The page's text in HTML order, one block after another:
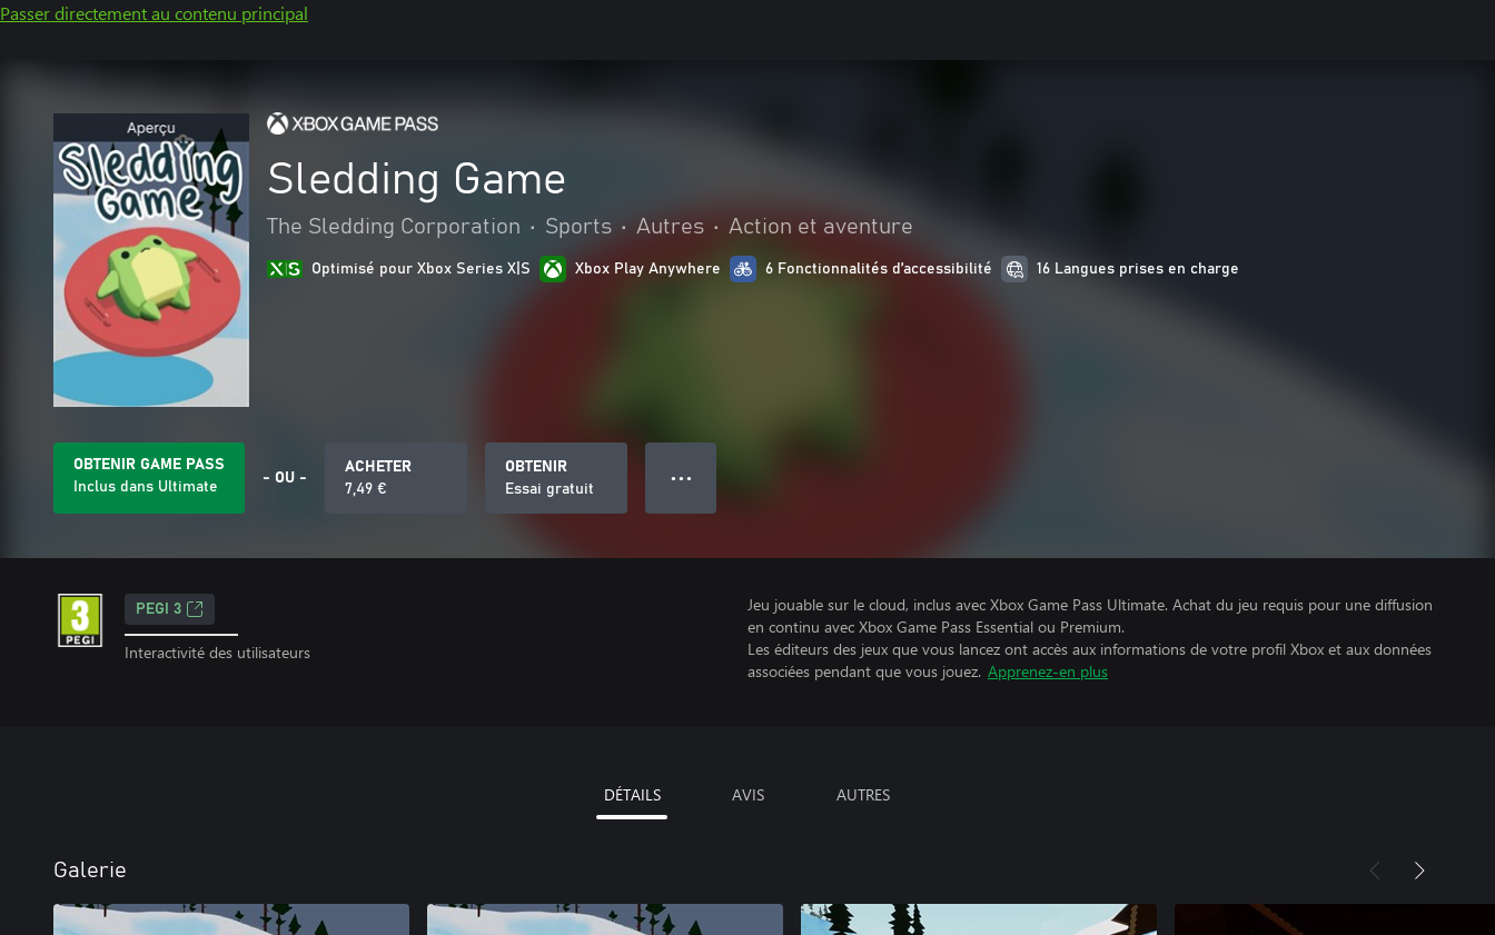
Passer directement au contenu principal
Sledding Game
The Sledding Corporation • Sports • Autres • Action et aventure
Optimisé pour Xbox Series X|S Xbox Play Anywhere 6 Fonctionnalités d’accessibilité 16 Langues prises en charge
OBTENIR GAME PASS
Inclus dans Ultimate
- OU -
ACHETER
7,49 €
OBTENIR
Essai gratuit
● ● ●
PEGI 3
Interactivité des utilisateurs
Jeu jouable sur le cloud, inclus avec Xbox Game Pass Ultimate. Achat du jeu requis pour une diffusion
en continu avec Xbox Game Pass Essential ou Premium.
Les éditeurs des jeux que vous lancez ont accès aux informations de votre profil Xbox et aux données
associées pendant que vous jouez. Apprenez-en plus
DÉTAILS AVIS AUTRES
Galerie